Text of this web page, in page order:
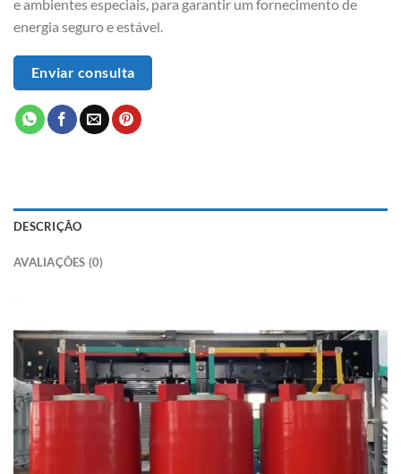
e ambientes especiais, para garantir um fornecimento de
energia seguro e estável.
Enviar consulta
DESCRIÇÃO
AVALIAÇÕES (0)